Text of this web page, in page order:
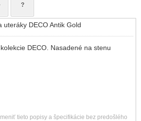
?
uteráky DECO Antik Gold
DECO. Nasadené na stenu
tieto popisy a špecifikácie bez predošlého